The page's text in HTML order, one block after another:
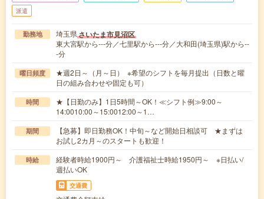
派遣
勤務地 埼玉県さいたま市見沼区
東大宮駅から---分／七里駅から---分／大和田(埼玉県)駅から--
-分
曜日頻度
★週2日～（月～日） ※希望のシフトを毎月提出（日数と曜
日の組み合わせや固定も可）
時間
★【日勤のみ】1日5時間～OK！≪シフト例≫9:00～
14:0010:00～15:0012:00～1…
期間
【急募】即日勤務OK！中旬～など開始日相談可 ★まずは
お試し2カ月～のスタートも歓迎！
時給
経験者時給1900円～ 介護福祉士時給1950円～ ※日払い/
週払いOK
交通費